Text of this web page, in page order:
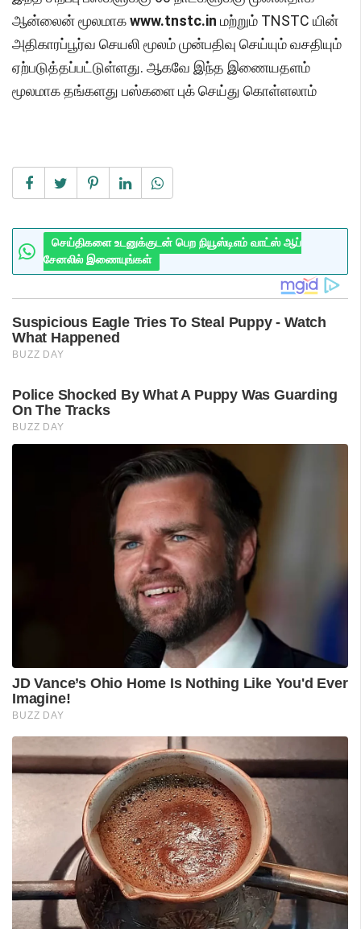
ஆன்லைன் மூலமாகwww.tnstc.in மற்றும் TNSTC யின்
அதிகாரப்பூர்வ செயலி மூலம் முன்பதிவு செய்யும் வசதியும்
ஏற்படுத்தப்பட்டுள்ளது. ஆகவே இந்த இணையதளம்
மூலமாக தங்களது பஸ்களை புக் செய்து கொள்ளலாம்
செய்திகளை உடனுக்குடன் பெற நியூஸ்டிஎம் வாட்ஸ் ஆப்
சேனலில் இணையுங்கள்